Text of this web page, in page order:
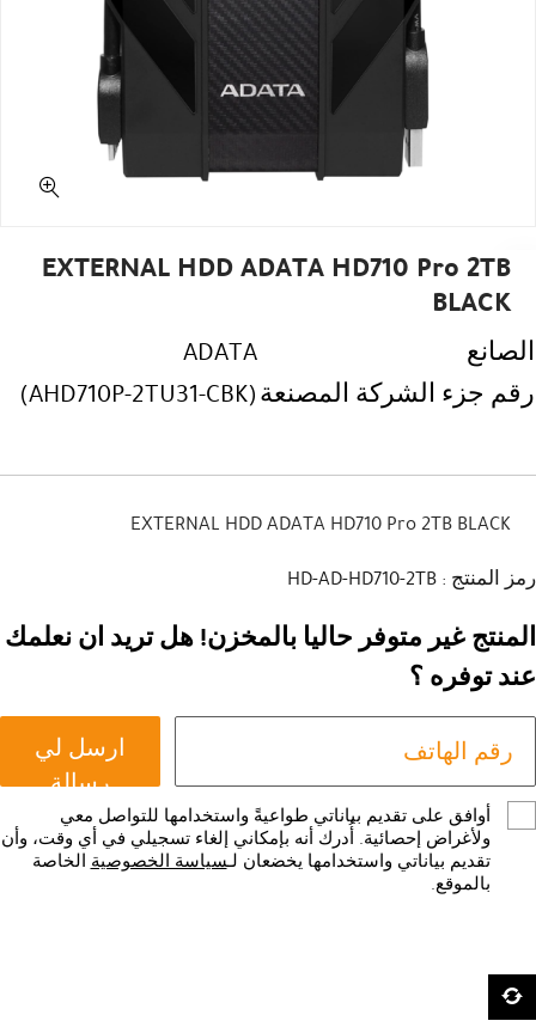
EXTERNAL HDD ADATA HD710 Pro 2TB
BLACK
الصانع
ADATA
رقم جزء الشركة المصنعة(AHD710P-2TU31-CBK)
EXTERNAL HDD ADATA HD710 Pro 2TB BLACK
رمز المنتج : HD-AD-HD710-2TB
المنتج غير متوفر حاليا بالمخزن! هل تريد ان نعلمك
عند توفره ؟
ارسل لي
رسالة
أوافق على تقديم بياناتي طواعيةً واستخدامها للتواصل معي
ولأغراض إحصائية. أُدرك أنه بإمكاني إلغاء تسجيلي في أي وقت، وأن
تقديم بياناتي واستخدامها يخضعان لـسياسة الخصوصية الخاصة
بالموقع.